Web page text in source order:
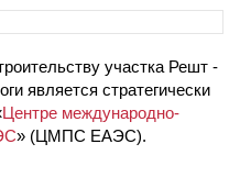
участка Решт -
является стратегически
Центре международно-
» (ЦМПС ЕАЭС).